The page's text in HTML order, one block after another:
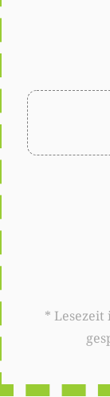
* Lesezeit insgesamt auf